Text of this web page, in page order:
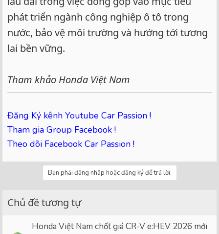
phát triển ngành công nghiệp ô tô trong
nước, bảo vệ môi trường và hướng tới tương
lai bền vững.
Tham khảo Honda Việt Nam
Đăng Ký kênh Youtube Car Passion !
Tham gia Group Facebook !
Theo dõi Facebook Car Passion !
Bạn phải đăng nhập hoặc đăng ký để trả lời.
Chủ đề tương tự
Honda Việt Nam chốt giá CR-V e:HEV 2026 mới